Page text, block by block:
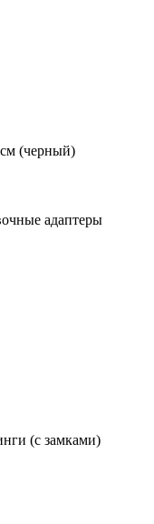
(черный)
адаптеры
(с замками)